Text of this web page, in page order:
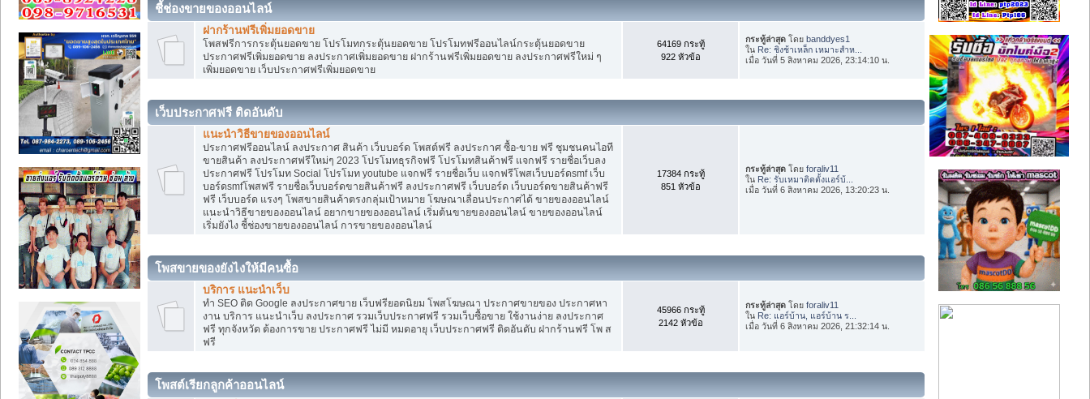
ชี้ช่องขายของออนไลน์
ฝากร้านฟรีเพิ่มยอดขาย
โพสฟรีการกระตุ้นยอดขาย โปรโมทกระตุ้นยอดขาย โปรโมทฟรีออนไลน์กระตุ้นยอดขาย
ประกาศฟรีเพิ่มยอดขาย ลงประกาศเพิ่มยอดขาย ฝากร้านฟรีเพิ่มยอดขาย ลงประกาศฟรีใหม่ ๆ
เพิ่มยอดขาย เว็บประกาศฟรีเพิ่มยอดขาย
64169 กระทู้
922 หัวข้อ
กระทู้ล่าสุด โดยbanddyes1
ใน Re: ชิงช้าเหล็ก เหมาะสำห...
เมื่อ วันที่ 5 สิงหาคม 2026, 23:14:10 น.
เว็บประกาศฟรี ติดอันดับ
แนะนำวิธีขายของออนไลน์
ประกาศฟรีออนไลน์ ลงประกาศ สินค้า เว็บบอร์ด โพสต์ฟรี ลงประกาศ ซื้อ-ขาย ฟรี ชุมชนคนไอที
ขายสินค้า ลงประกาศฟรีใหม่ๆ 2023 โปรโมทธุรกิจฟรี โปรโมทสินค้าฟรี แจกฟรี รายชื่อเว็บลง
ประกาศฟรี โปรโมท Social โปรโมท youtube แจกฟรี รายชื่อเว็บ แจกฟรีโพสเว็บบอร์ดsmf เว็บ
บอร์ดsmfโพสฟรี รายชื่อเว็บบอร์ดขายสินค้าฟรี ลงประกาศฟรี เว็บบอร์ด เว็บบอร์ดขายสินค้าฟรี
ฟรี เว็บบอร์ด แรงๆ โพสขายสินค้าตรงกลุ่มเป้าหมาย โฆษณาเลื่อนประกาศได้ ขายของออนไลน์
แนะนำวิธีขายของออนไลน์ อยากขายของออนไลน์ เริ่มต้นขายของออนไลน์ ขายของออนไลน์
เริ่มยังไง ชี้ช่องขายของออนไลน์ การขายของออนไลน์
17384 กระทู้
851 หัวข้อ
กระทู้ล่าสุด โดยforaliv11
ใน Re: รับเหมาติดตั้งแอร์บ้...
เมื่อ วันที่ 6 สิงหาคม 2026, 13:20:23 น.
โพสขายของยังไงให้มีคนซื้อ
บริการ แนะนำเว็บ
ทำ SEO ติด Google ลงประกาศขาย เว็บฟรียอดนิยม โพสโฆษณา ประกาศขายของ ประกาศหา
งาน บริการ แนะนำเว็บ ลงประกาศ รวมเว็บประกาศฟรี รวมเว็บซื้อขาย ใช้งานง่าย ลงประกาศ
ฟรี ทุกจังหวัด ต้องการขาย ประกาศฟรี ไม่มี หมดอายุ เว็บประกาศฟรี ติดอันดับ ฝากร้านฟรี โพ ส
ฟรี
45966 กระทู้
2142 หัวข้อ
กระทู้ล่าสุด โดยforaliv11
ใน Re: แอร์บ้าน, แอร์บ้าน ร...
เมื่อ วันที่ 6 สิงหาคม 2026, 21:32:14 น.
โพสต์เรียกลูกค้าออนไลน์